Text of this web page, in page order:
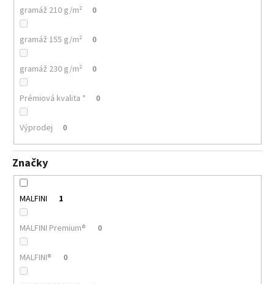
gramáž 210 g/m² 0
gramáž 155 g/m² 0
gramáž 230 g/m² 0
Prémiová kvalita * 0
Výprodej 0
Značky
MALFINI 1
MALFINI Premium® 0
MALFINI® 0
PÁNSKÉ/UNISEX
TRIČKO,
160
G,
100%
BAVLNA,
SILIKONOVÁ
ÚPRAVA
92
Kč